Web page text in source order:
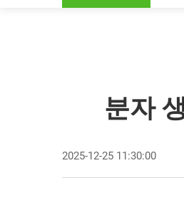
분자
2025-12-25 11:30:00